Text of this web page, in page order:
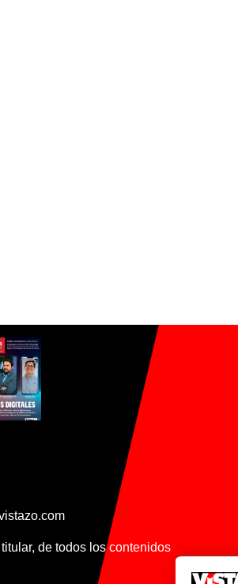
de todos los contenidos